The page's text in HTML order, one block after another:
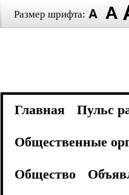
Размер шрифта:
Главная Пульс
Общественные
Общество